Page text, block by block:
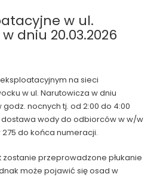
w ul.
dniu 20.03.2026
na sieci
w ul. Narutowicza w dniu
nocnych tj. od 2:00 do 4:00
wody do odbiorców w w/w
do końca numeracji.
przeprowadzone płukanie
może pojawić się osad w